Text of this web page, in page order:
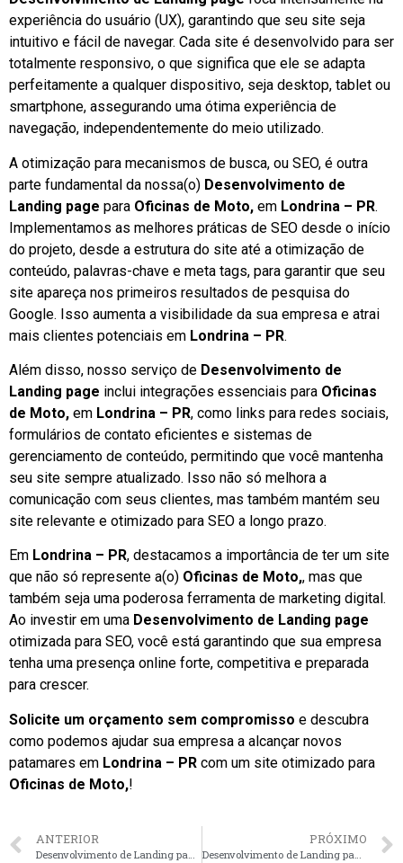
experiência do usuário (UX), garantindo que seu site seja
intuitivo e fácil de navegar. Cada site é desenvolvido para ser
totalmente responsivo, o que significa que ele se adapta
perfeitamente a qualquer dispositivo, seja desktop, tablet ou
smartphone, assegurando uma ótima experiência de
navegação, independentemente do meio utilizado.
A otimização para mecanismos de busca, ou SEO, é outra
parte fundamental da nossa(o) Desenvolvimento de
Landing page para Oficinas de Moto, em Londrina – PR.
Implementamos as melhores práticas de SEO desde o início
do projeto, desde a estrutura do site até a otimização de
conteúdo, palavras-chave e meta tags, para garantir que seu
site apareça nos primeiros resultados de pesquisa do
Google. Isso aumenta a visibilidade da sua empresa e atrai
mais clientes potenciais em Londrina – PR.
Além disso, nosso serviço de Desenvolvimento de
Landing page inclui integrações essenciais para Oficinas
de Moto, em Londrina – PR, como links para redes sociais,
formulários de contato eficientes e sistemas de
gerenciamento de conteúdo, permitindo que você mantenha
seu site sempre atualizado. Isso não só melhora a
comunicação com seus clientes, mas também mantém seu
site relevante e otimizado para SEO a longo prazo.
Em Londrina – PR, destacamos a importância de ter um site
que não só represente a(o) Oficinas de Moto,, mas que
também seja uma poderosa ferramenta de marketing digital.
Ao investir em uma Desenvolvimento de Landing page
otimizada para SEO, você está garantindo que sua empresa
tenha uma presença online forte, competitiva e preparada
para crescer.
Solicite um orçamento sem compromisso e descubra
como podemos ajudar sua empresa a alcançar novos
patamares em Londrina – PR com um site otimizado para
Oficinas de Moto,!
ANTERIOR
Desenvolvimento de Landing page para Oficinas de Moto, em Joinville – SC faça seu orçamento
PRÓXIMO
Desenvolvimento de Landing page para Oficinas de Moto, em Maringá – PR faça seu orçamento